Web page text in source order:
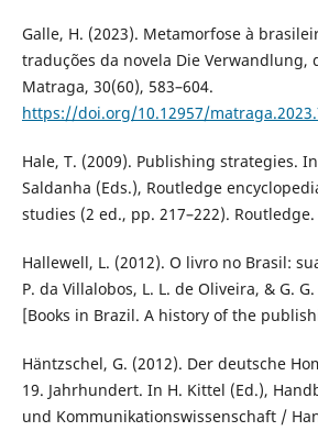
Galle, H. (2023). Metamorfose à
traduções da novela Die Verwandlung,
Matraga, 30(60), 583–604.
https://doi.org/10.12957/
Hale, T. (2009). Publishing strategies.
Saldanha (Eds.), Routledge
studies (2 ed., pp. 217–222). Routledge.
Hallewell, L. (2012). O livro no Brasil:
P. da Villalobos, L. L. de Oliveira, & G.
[Books in Brazil. A history of the
Häntzschel, G. (2012). Der deutsche
19. Jahrhundert. In H. Kittel (Ed.),
und Kommunikationswissenschaft /